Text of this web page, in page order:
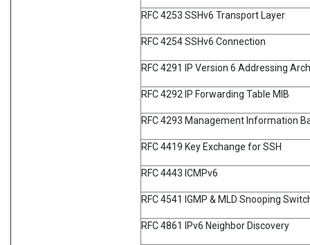
RFC 4253 SSHv6 Transport Layer
RFC 4254 SSHv6 Connection
RFC 4291 IP Version 6 Addressing
RFC 4292 IP Forwarding Table MIB
RFC 4293 Management Information
RFC 4419 Key Exchange for SSH
RFC 4443 ICMPv6
RFC 4541 IGMP & MLD Snooping
RFC 4861 IPv6 Neighbor Discovery